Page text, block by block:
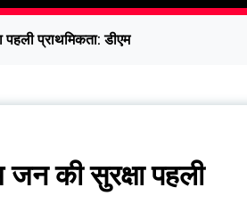
प्राथमिकता: डीएम
की सुरक्षा पहली